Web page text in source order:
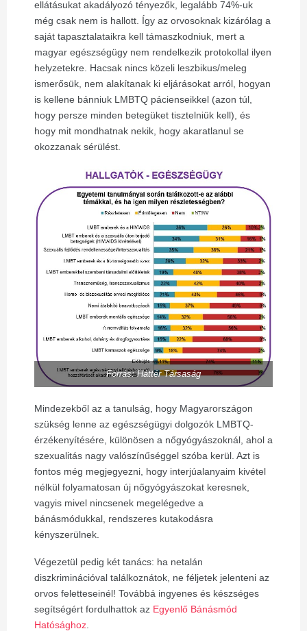
ellátásukat akadályozó tényezők, legalább 74%-uk
még csak nem is hallott. Így az orvosoknak kizárólag a
saját tapasztalataikra kell támaszkodniuk, mert a
magyar egészségügy nem rendelkezik protokollal ilyen
helyzetekre. Hacsak nincs közeli leszbikus/meleg
ismerősük, nem alakítanak ki eljárásokat arról, hogyan
is kellene bánniuk LMBTQ pácienseikkel (azon túl,
hogy persze minden betegüket tisztelniük kell), és
hogy mit mondhatnak nekik, hogy akaratlanul se
okozzanak sérülést.
Forrás: Háttér Társaság
Mindezekből az a tanulság, hogy Magyarországon
szükség lenne az egészségügyi dolgozók LMBTQ-
érzékenyítésére, különösen a nőgyógyászoknál, ahol a
szexualitás nagy valószínűséggel szóba kerül. Azt is
fontos még megjegyezni, hogy interjúalanyaim kivétel
nélkül folyamatosan új nőgyógyászokat keresnek,
vagyis mivel nincsenek megelégedve a
bánásmódukkal, rendszeres kutakodásra
kényszerülnek.
Végezetül pedig két tanács: ha netalán
diszkriminációval találkoznátok, ne féljetek jelenteni az
orvos feletteseinél! Továbbá ingyenes és készséges
segítségért fordulhattok az Egyenlő Bánásmód
Hatósághoz